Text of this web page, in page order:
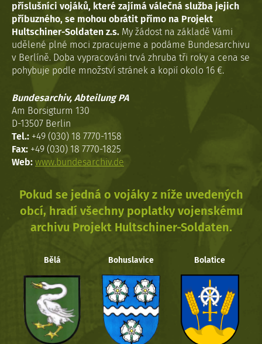
příslušníci vojáků, které zajímá válečná služba jejich
příbuzného, se mohou obrátit přímo na Projekt
Hultschiner-Soldaten z.s. My žádost na základě Vámi
udělené plné moci zpracujeme a podáme Bundesarchivu
v Berlíně. Doba vypracováni trvá zhruba tři roky a cena se
pohybuje podle množství stránek a kopií okolo 16 €.
Bundesarchiv, Abteilung PA
Am Borsigturm 130
D-13507 Berlin
Tel.: +49 (030) 18 7770-1158
Fax: +49 (030) 18 7770-1825
Web: www.bundesarchiv.de
Pokud se jedná o vojáky z níže uvedených
obcí, hradí všechny poplatky vojenskému
archivu Projekt Hultschiner-Soldaten.
Bělá Bohuslavice Bolatice